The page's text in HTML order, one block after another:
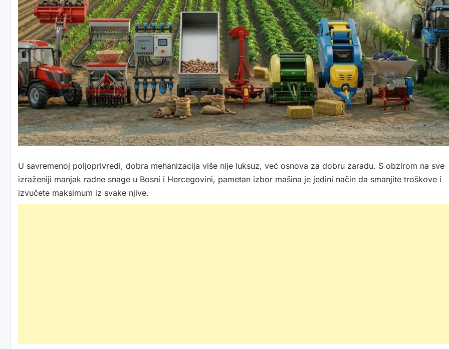
U savremenoj poljoprivredi, dobra mehanizacija više nije luksuz, već osnova za dobru zaradu. S obzirom na sve
izraženiji manjak radne snage u Bosni i Hercegovini, pametan izbor mašina je jedini način da smanjite troškove i
izvučete maksimum iz svake njive.